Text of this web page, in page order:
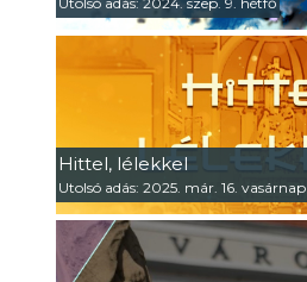
Hittel, lélekkel
Utolsó adás: 2025. már. 16. vasárnap